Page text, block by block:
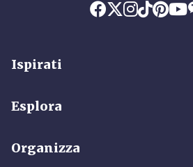
Ispirati
Esplora
Organizza